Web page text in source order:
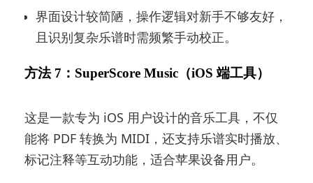
界面设计较简陋，操作逻辑对新手不够友好，
且识别复杂乐谱时需频繁手动校正。
方法 7：SuperScore Music（iOS 端工具）
这是一款专为 iOS 用户设计的音乐工具，不仅
能将 PDF 转换为 MIDI，还支持乐谱实时播放、
标记注释等互动功能，适合苹果设备用户。